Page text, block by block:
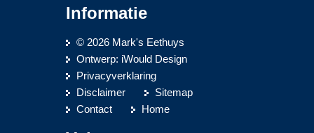
Informatie
© 2026 Mark's Eethuys
Ontwerp: iWould Design
Privacyverklaring
Disclaimer
Sitemap
Contact
Home